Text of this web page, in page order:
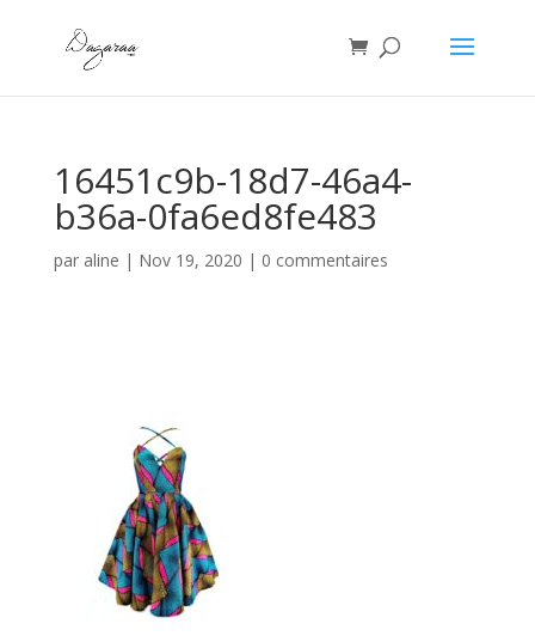
16451c9b-18d7-46a4-
b36a-0fa6ed8fe483
par aline | Nov 19, 2020 | 0 commentaires